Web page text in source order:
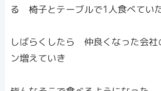
る 椅子とテーブルで1人食べてい
しばらくしたら 仲良くなった会社
ン増えていき